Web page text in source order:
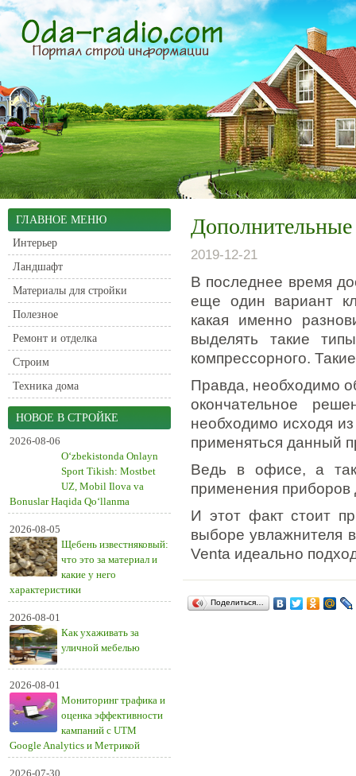
ГЛАВНОЕ МЕНЮ
Интерьер
Ландшафт
Материалы для стройки
Полезное
Ремонт и отделка
Строим
Техника дома
НОВОЕ В СТРОЙКЕ
2026-08-06
O‘zbekistonda Onlayn
Sport Tikish: Mostbet
UZ, Mobil Ilova va
Bonuslar Haqida Qo‘llanma
2026-08-05
Щебень известняковый:
что это за материал и
какие у него
характеристики
2026-08-01
Как ухаживать за
уличной мебелью
2026-08-01
Мониторинг трафика и
оценка эффективности
кампаний с UTM
Google Analytics и Метрикой
2026-07-30
2019-12-21
В последнее время
еще один вариант
какая именно
выделять такие
компрессорного.
Правда, необходимо
окончательное
необходимо исходя
применяться данный
Ведь в офисе, а
применения приборов
И этот факт стоит
выборе увлажнителя
Venta идеально
Поделиться…